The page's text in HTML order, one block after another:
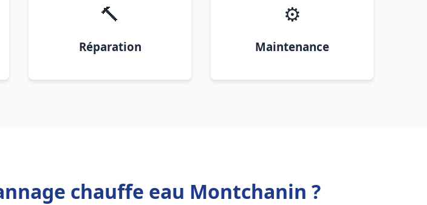
🔨
Réparation
⚙️
Maintenance
chauffe eau Montchanin ?